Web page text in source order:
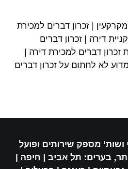
| זכרון דברים למכירת
דירה | זכרון דברים
דברים למכירת דירה |
לא לחתום על זכרון דברים
ושות’ מספק שירותים ופועל
בערים: תל אביב | חיפה |